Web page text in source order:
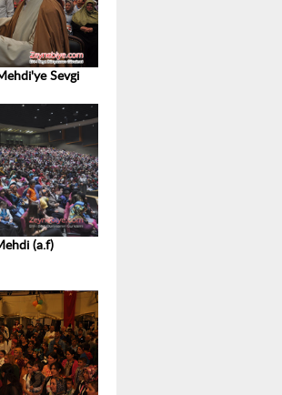
Sevgi
(a.f)